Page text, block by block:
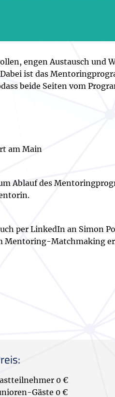
engen Austausch und
ist das
beide Seiten vom
am Main
Ablauf des
per LinkedIn an Simon
Mentoring-Matchmaking
0 €
Gäste 0 €